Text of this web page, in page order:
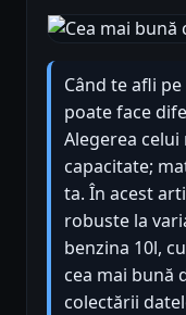
Când te afli
poate face
Alegerea
capacitate;
ta. În acest
robuste la
benzina 10l,
cea mai bună
colectării